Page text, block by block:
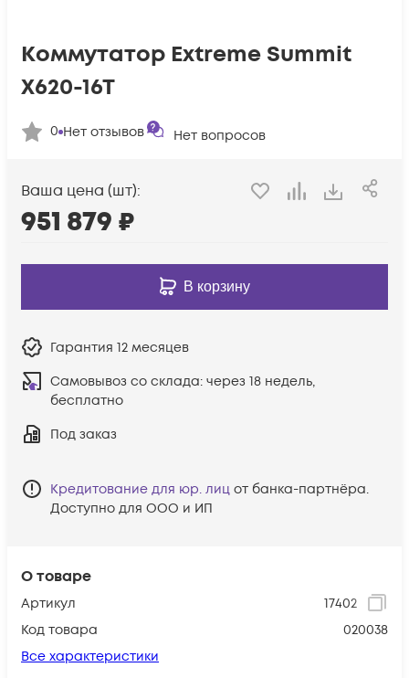
О товаре
Артикул
17402
Код товара
020038
Все характеристики
Коммутатор Extreme Summit
X620-16T
0 Нет отзывов Нет вопросов
Ваша цена (шт):
951 879 ₽
В корзину
Гарантия 12 месяцев
Самовывоз со склада: через 18 недель,
бесплатно
Под заказ
Кредитование для юр. лиц от банка-партнёра.
Доступно для ООО и ИП